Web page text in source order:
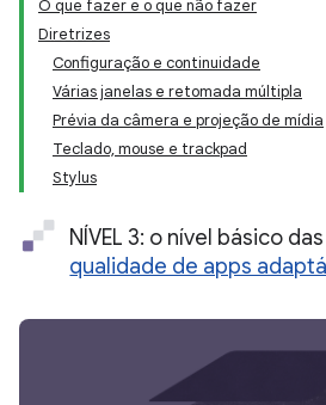
O que fazer e o que não fazer
Diretrizes
Configuração e continuidade
Várias janelas e retomada múltipla
Prévia da câmera e projeção de mídia
Teclado, mouse e trackpad
Stylus
NÍVEL 3: o nível básico das
qualidade de apps